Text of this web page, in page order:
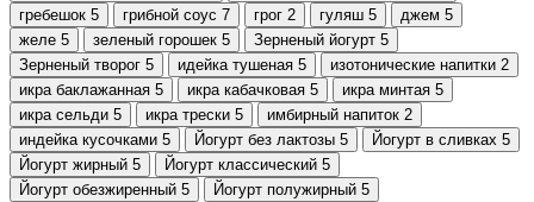
гребешок 5 грибной соус 7 грог 2 гуляш 5 джем 5
желе 5 зеленый горошек 5 Зерненый йогурт 5
Зерненый творог 5 идейка тушеная 5 изотонические напитки 2
икра баклажанная 5 икра кабачковая 5 икра минтая 5
икра сельди 5 икра трески 5 имбирный напиток 2
индейка кусочками 5 Йогурт без лактозы 5 Йогурт в сливках 5
Йогурт жирный 5 Йогурт классический 5
Йогурт обезжиренный 5 Йогурт полужирный 5